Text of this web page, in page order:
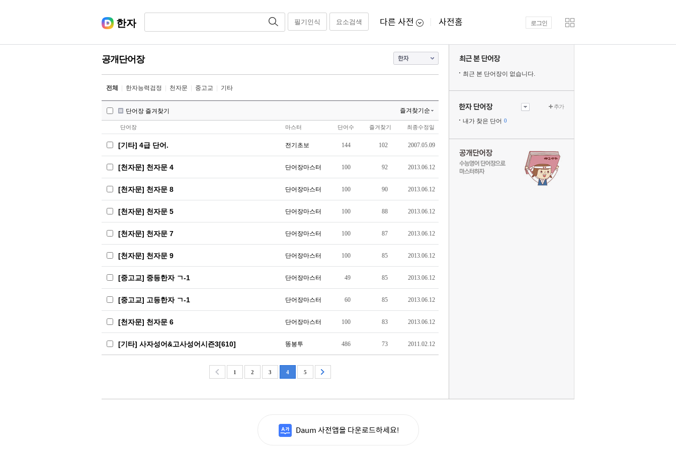
한자 필기인식 요소검색 다른 사전 사전홈
공개단어장
전체 한자능력검정 천자문 중고교 기타
단어장 즐겨찾기 즐겨찾기순
단어장 마스터 단어수 즐겨찾기 최종수정일
[기타] 4급 단어. 전기초보 144 102 2007.05.09
[천자문] 천자문 4 단어장마스터 100 92 2013.06.12
[천자문] 천자문 8 단어장마스터 100 90 2013.06.12
[천자문] 천자문 5 단어장마스터 100 88 2013.06.12
[천자문] 천자문 7 단어장마스터 100 87 2013.06.12
[천자문] 천자문 9 단어장마스터 100 85 2013.06.12
[중고교] 중등한자 ㄱ-1 단어장마스터 49 85 2013.06.12
[중고교] 고등한자 ㄱ-1 단어장마스터 60 85 2013.06.12
[천자문] 천자문 6 단어장마스터 100 83 2013.06.12
[기타] 사자성어&고사성어시즌3[610] 똥봉투 486 73 2011.02.12
1 2 3 4 5
최근 본 단어장이 없습니다.
내가 찾은 단어 0
추가
Daum 사전앱을 다운로드하세요!
로그인